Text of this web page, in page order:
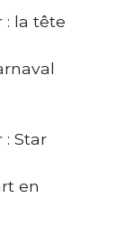
: la tête
: Star
en